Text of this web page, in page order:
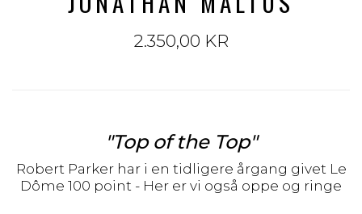
2.350,00 KR
"Top of the Top"
Robert Parker har i en tidligere årgang givet Le
Dôme 100 point - Her er vi også oppe og ringe